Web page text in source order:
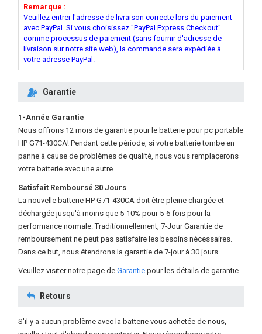
Remarque :
Veuillez entrer l'adresse de livraison correcte lors du paiement
avec PayPal. Si vous choisissez "PayPal Express Checkout"
comme processus de paiement (sans fournir d'adresse de
livraison sur notre site web), la commande sera expédiée à
votre adresse PayPal.
Garantie
1-Année Garantie
Nous offrons 12 mois de garantie pour le batterie pour pc portable
HP G71-430CA! Pendant cette période, si votre batterie tombe en
panne à cause de problèmes de qualité, nous vous remplaçerons
votre batterie avec une autre.
Satisfait Remboursé 30 Jours
La nouvelle batterie HP G71-430CA doit être pleine chargée et
déchargée jusqu'à moins que 5-10% pour 5-6 fois pour la
performance normale. Traditionnellement, 7-Jour Garantie de
remboursement ne peut pas satisfaire les besoins nécessaires.
Dans ce but, nous étendrons la garantie de 7-jour à 30 jours.
Veuillez visiter notre page de Garantie pour les détails de garantie.
Retours
S'il y a aucun problème avec la batterie vous achetée de nous,